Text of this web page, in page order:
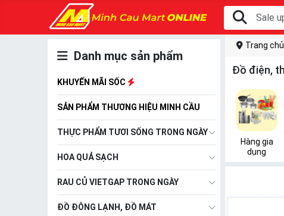
Danh mục sản phẩm
KHUYẾN MÃI SỐC
SẢN PHẨM THƯƠNG HIỆU MINH CẦU
THỰC PHẨM TƯƠI SỐNG TRONG NGÀY
HOA QUẢ SẠCH
RAU CỦ VIETGAP TRONG NGÀY
ĐỒ ĐÔNG LẠNH, ĐỒ MÁT
Trang chủ
Đồ điện,
Hàng gia
dụng